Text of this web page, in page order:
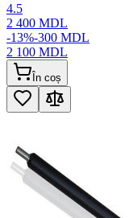
4.5
2 400 MDL
-13%-300 MDL
2 100 MDL
În coș